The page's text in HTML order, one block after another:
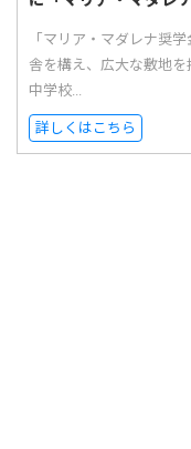
「マリア・マダレナ奨
舎を構え、広大な敷地
中学校...
詳しくはこちら